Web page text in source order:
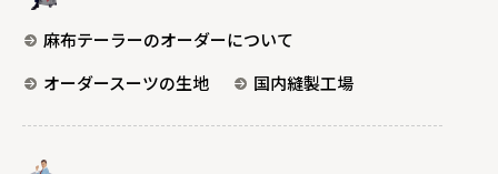
麻布テーラーのオーダーについて
オーダースーツの生地
国内縫製工場